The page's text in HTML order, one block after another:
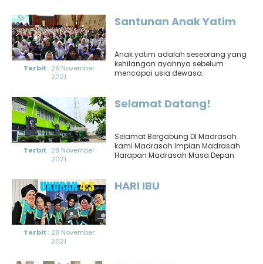
Terbit : 28 November
2021
Santunan Anak Yatim
Anak yatim adalah seseorang yang
kehilangan ayahnya sebelum
mencapai usia dewasa.
mengasuh,..
Terbit : 28 November
2021
Selamat Datang!
Selamat Bergabung DI Madrasah
kami Madrasah Impian Madrasah
Harapan Madrasah Masa Depan
Terbit : 28 November
2021
HARI IBU